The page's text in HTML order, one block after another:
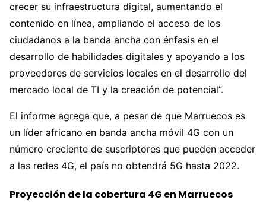
crecer su infraestructura digital, aumentando el
contenido en línea, ampliando el acceso de los
ciudadanos a la banda ancha con énfasis en el
desarrollo de habilidades digitales y apoyando a los
proveedores de servicios locales en el desarrollo del
mercado local de TI y la creación de potencial”.
El informe agrega que, a pesar de que Marruecos es
un líder africano en banda ancha móvil 4G con un
número creciente de suscriptores que pueden acceder
a las redes 4G, el país no obtendrá 5G hasta 2022.
Proyección de la cobertura 4G en Marruecos